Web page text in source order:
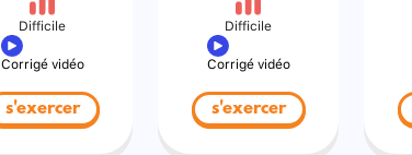
Difficile
Corrigé vidéo
s'exercer
Difficile
Corrigé vidéo
s'exercer